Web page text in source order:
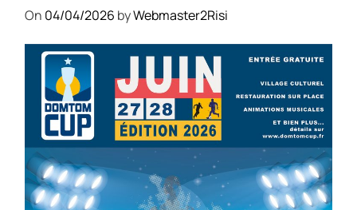
On 04/04/2026 byWebmaster2Risi